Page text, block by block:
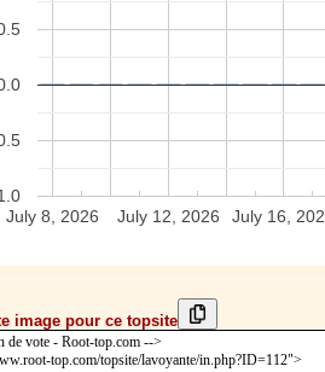
July 8, 2026 July 12, 2026 July 16,
image pour ce topsite